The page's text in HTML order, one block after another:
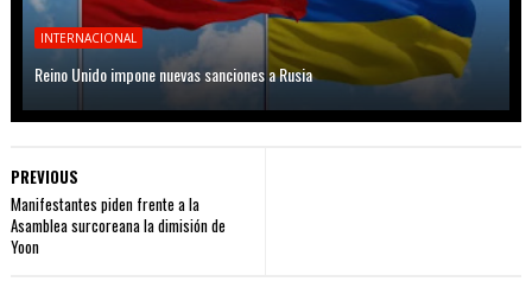
INTERNACIONAL
Reino Unido impone nuevas sanciones a Rusia
PREVIOUS
Manifestantes piden frente a la
Asamblea surcoreana la dimisión de
Yoon